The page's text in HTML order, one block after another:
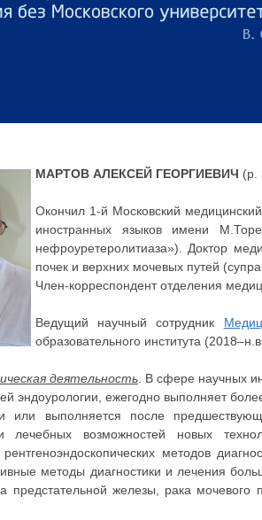
МАРТОВ АЛЕКСЕЙ ГЕОРГИЕВИЧ (р.
Окончил 1-й Московский
иностранных языков имени
нефроуретеролитиаза»). Доктор
почек и верхних мочевых путей
Член-корреспондент отделения
Ведущий научный сотрудник
образовательного института
деятельность . В сфере научных
эндоурологии, ежегодно выполняет
или выполняется после
и лечебных возможностей новых
рентгеноэндоскопических методов
методы диагностики и лечения
предстательной железы, рака